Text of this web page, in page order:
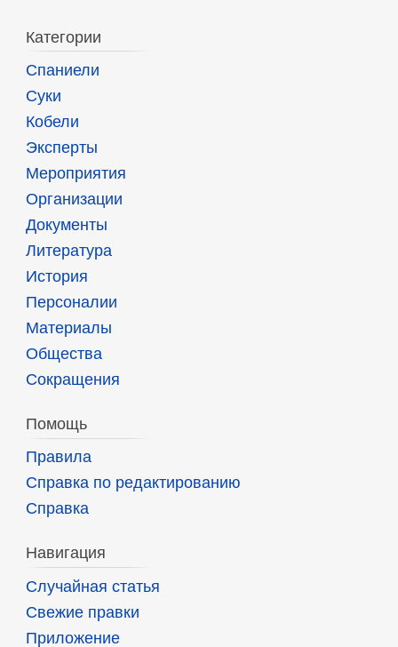
Категории
Спаниели
Суки
Кобели
Эксперты
Мероприятия
Организации
Документы
Литература
История
Персоналии
Материалы
Общества
Сокращения
Помощь
Правила
Справка по редактированию
Справка
Навигация
Случайная статья
Свежие правки
Приложение